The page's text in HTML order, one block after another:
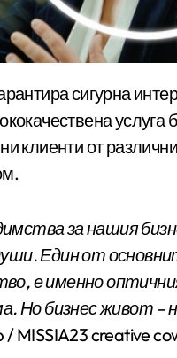
услуга
клиенти от
за нашия
Един от
е именно
Но бизнес живот –
MISSIA23 creative